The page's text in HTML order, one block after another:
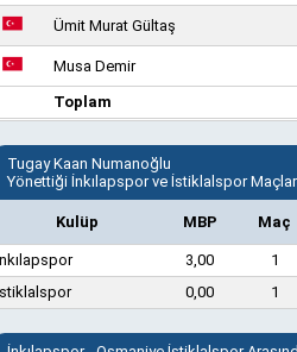
Ümit Murat Gültaş
Musa Demir
Toplam
Tugay Kaan Numanoğlu
Yönettiği İnkılapspor ve İstiklalspor
Kulüp MBP Maç
3,00 1
0,00 1